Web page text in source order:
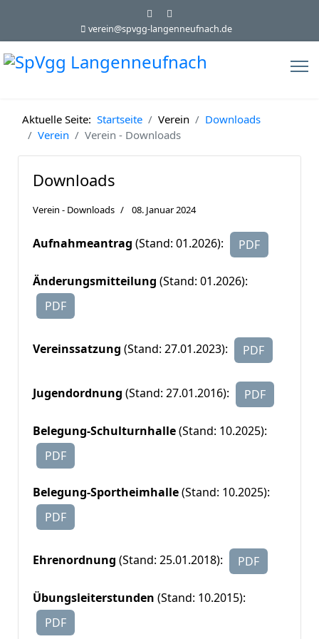
verein@spvgg-langenneufnach.de
Aktuelle Seite: Startseite Verein
Downloads
Verein
Verein - Downloads
Downloads
Verein - Downloads 08. Januar 2024
Aufnahmeantrag (Stand: 01.2026): PDF
Änderungsmitteilung (Stand: 01.2026):
PDF
Vereinssatzung (Stand: 27.01.2023): PDF
Jugendordnung (Stand: 27.01.2016): PDF
Belegung-Schulturnhalle(Stand: 10.2025):
PDF
Belegung-Sportheimhalle(Stand: 10.2025):
PDF
Ehrenordnung (Stand: 25.01.2018): PDF
Übungsleiterstunden (Stand: 10.2015):
PDF